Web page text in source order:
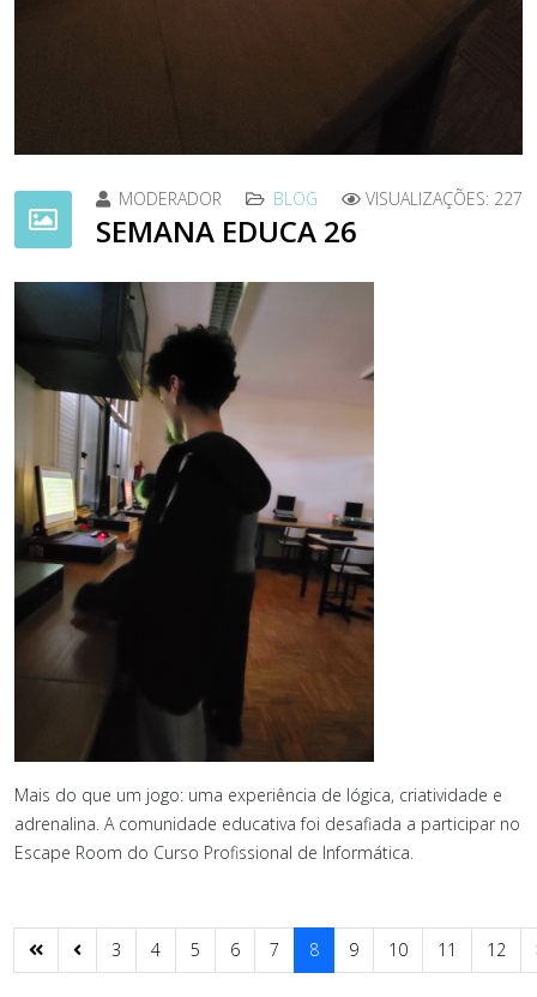
MODERADOR BLOG VISUALIZAÇÕES: 227
SEMANA EDUCA 26
Mais do que um jogo: uma experiência de lógica, criatividade e
adrenalina. A comunidade educativa foi desafiada a participar no
Escape Room do Curso Profissional de Informática.
3 4 5 6 7 8 9 10 11 12